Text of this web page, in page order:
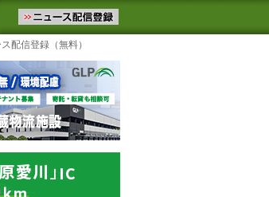
ます。物流ニュースメール配信を登録す
よく見るテーマ
配信登録（無料）